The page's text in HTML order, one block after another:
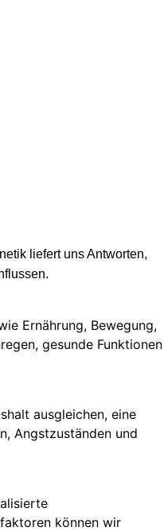
liefert uns Antworten,
Ernährung, Bewegung,
gesunde Funktionen
ausgleichen, eine
Angstzuständen und
können wir